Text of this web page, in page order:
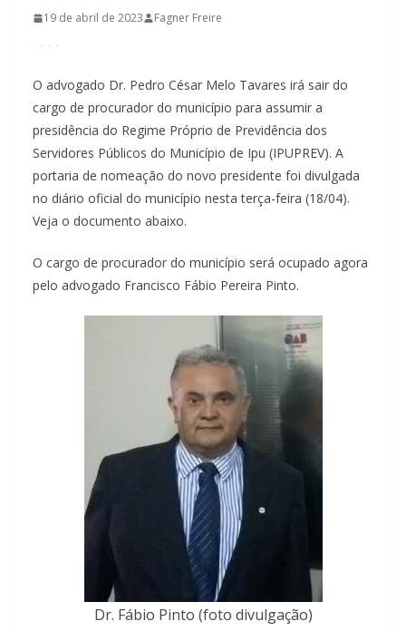
19 de abril de 2023 Fagner Freire
O advogado Dr. Pedro César Melo Tavares irá sair do
cargo de procurador do município para assumir a
presidência do Regime Próprio de Previdência dos
Servidores Públicos do Município de Ipu (IPUPREV). A
portaria de nomeação do novo presidente foi divulgada
no diário oficial do município nesta terça-feira (18/04).
Veja o documento abaixo.
O cargo de procurador do município será ocupado agora
pelo advogado Francisco Fábio Pereira Pinto.
Dr. Fábio Pinto (foto divulgação)